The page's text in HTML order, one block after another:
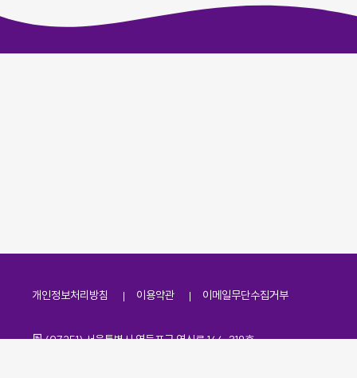
개인정보처리방침 이용약관 이메일무단수집거부
주소
(07251) 서울특별시 영등포구 영신로 166, 319호